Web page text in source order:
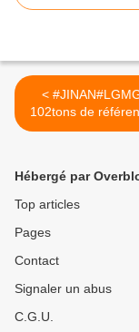
< #JINAN#LGMG: une
102tons de
mondial.
Hébergé par
Top articles
Pages
Contact
Signaler un abus
C.G.U.